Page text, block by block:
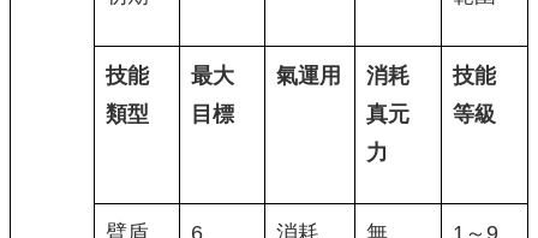
技能
類型
最大
目標
氣運用
消耗
真元
力
技能
等級